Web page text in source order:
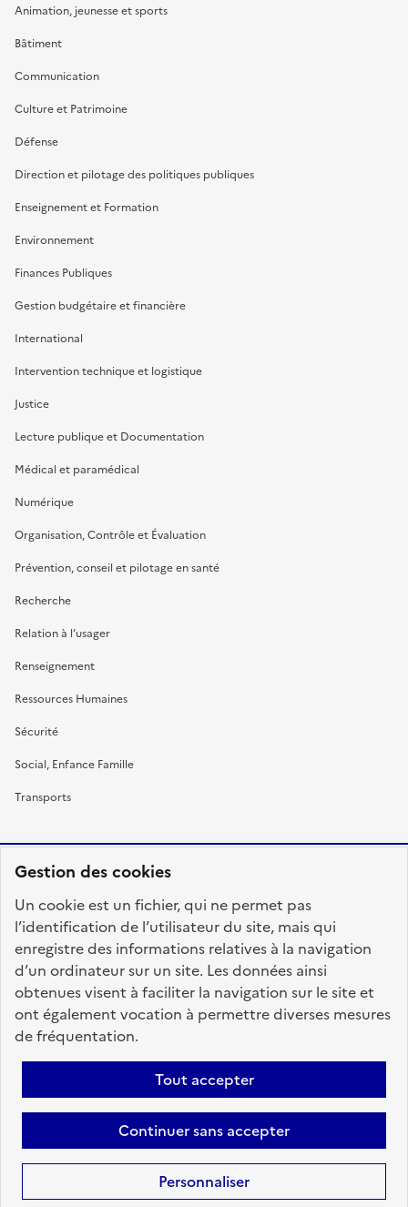
Gestion des cookies
Un cookie est un fichier, qui ne permet pas
l’identification de l’utilisateur du site, mais qui
enregistre des informations relatives à la navigation
d’un ordinateur sur un site. Les données ainsi
obtenues visent à faciliter la navigation sur le site et
ont également vocation à permettre diverses mesures
de fréquentation.
Tout accepter
Continuer sans accepter
Personnaliser
Animation, jeunesse et sports
Bâtiment
Communication
Culture et Patrimoine
Défense
Direction et pilotage des politiques publiques
Enseignement et Formation
Environnement
Finances Publiques
Gestion budgétaire et financière
International
Intervention technique et logistique
Justice
Lecture publique et Documentation
Médical et paramédical
Numérique
Organisation, Contrôle et Évaluation
Prévention, conseil et pilotage en santé
Recherche
Relation à l’usager
Renseignement
Ressources Humaines
Sécurité
Social, Enfance Famille
Transports
FRANÇAISE
fonction-publique.gouv.fr
legifrance.gouv.fr
gouvernement.fr
Accessibilité : totalement conforme
Personnaliser les cookies
Mentions légales Contact
candidats
Sauf mention contraire, tous les textes de ce site sont sous